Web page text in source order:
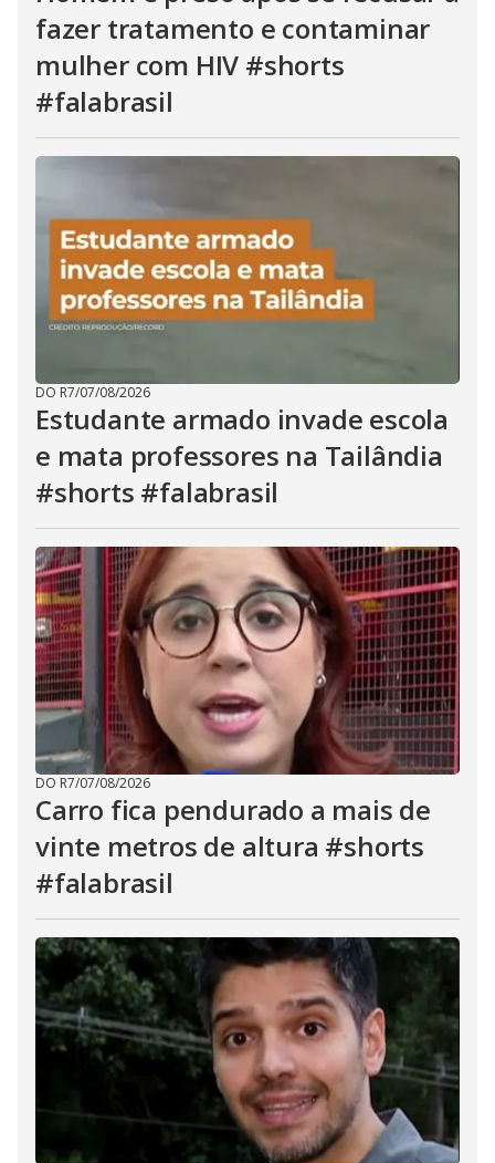
fazer tratamento e contaminar
mulher com HIV #shorts
#falabrasil
DO R7/07/08/2026
Estudante armado invade escola
e mata professores na Tailândia
#shorts #falabrasil
DO R7/07/08/2026
Carro fica pendurado a mais de
vinte metros de altura #shorts
#falabrasil